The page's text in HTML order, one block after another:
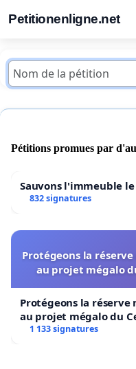
Petitionenligne.net
Pétitions promues par
Sauvons l'immeuble
832 signatures
Protégeons la
au projet mégalo
Protégeons la
au projet mégalo du
1 133 signatures